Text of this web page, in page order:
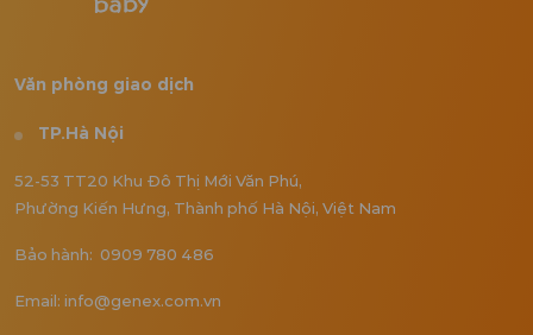
Văn phòng giao dịch
TP.Hà Nội
52-53 TT20 Khu Đô Thị Mới Văn Phú,
Phường Kiến Hưng, Thành phố Hà Nội, Việt Nam
Bảo hành: 0909 780 486
Email: info@genex.com.vn